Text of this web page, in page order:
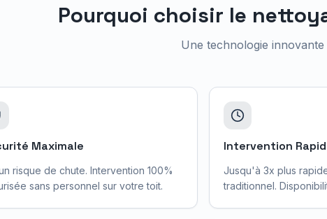
Pourquoi choisir le
Une technologie
Maximale
risque de chute. Intervention 100%
sans personnel sur votre toit.
Intervention
Jusqu'à 3x plus
traditionnel.